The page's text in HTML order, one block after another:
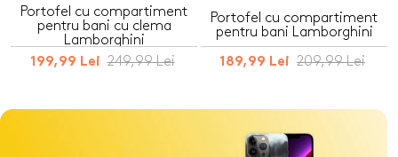
Portofel cu compartiment
pentru bani cu clema
Lamborghini
199,99 Lei 249,99 Lei
Portofel cu compartiment
pentru bani Lamborghini
189,99 Lei 209,99 Lei